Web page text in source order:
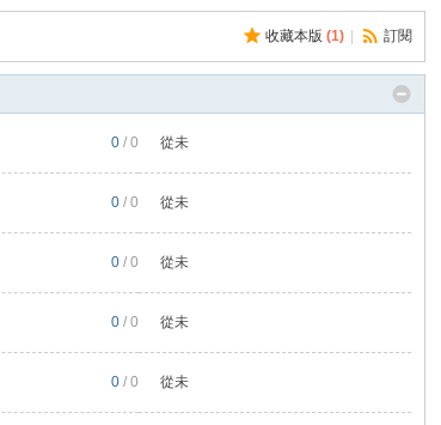
收藏本版 (1) 訂閱
0 / 0 從未
0 / 0 從未
0 / 0 從未
0 / 0 從未
0 / 0 從未